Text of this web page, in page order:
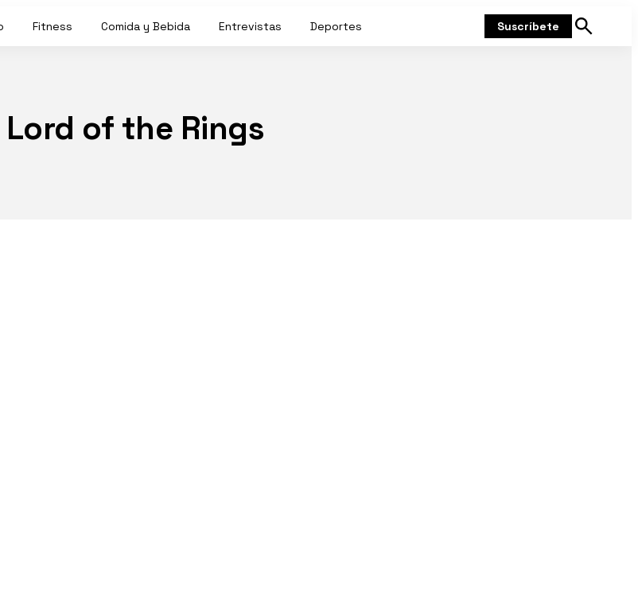
Fitness Comida y Bebida Entrevistas Deportes Suscríbete
Mostrar
Lord of the Rings